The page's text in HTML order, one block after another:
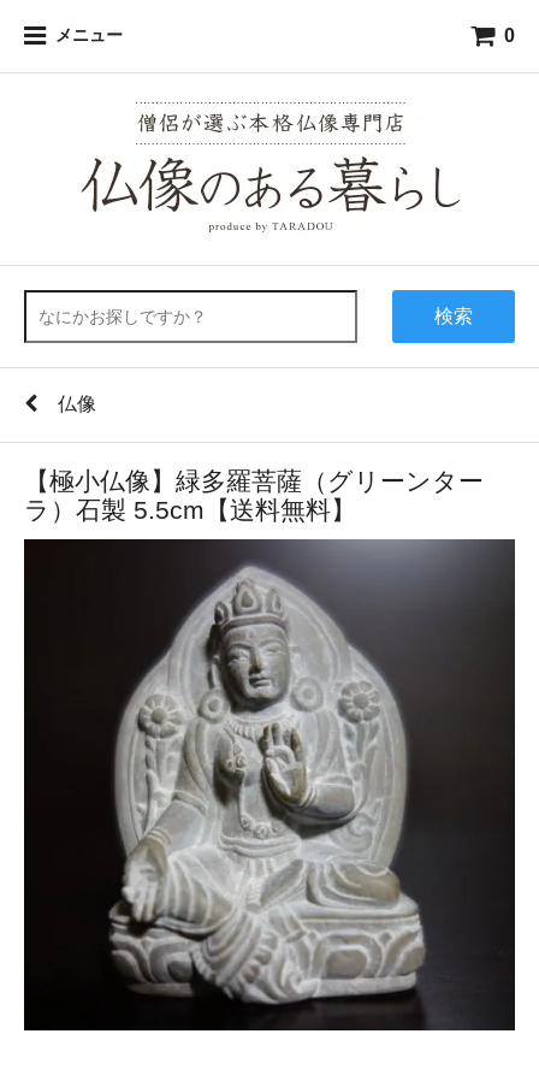
メニュー 0
検索
仏像
【極小仏像】緑多羅菩薩（グリーンター
ラ）石製 5.5cm【送料無料】